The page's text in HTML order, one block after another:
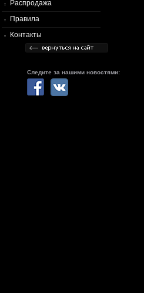
Распродажа
Правила
Контакты
Следите за нашими новостями: